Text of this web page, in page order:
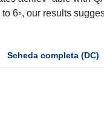
6◦, our results
Scheda completa (DC)